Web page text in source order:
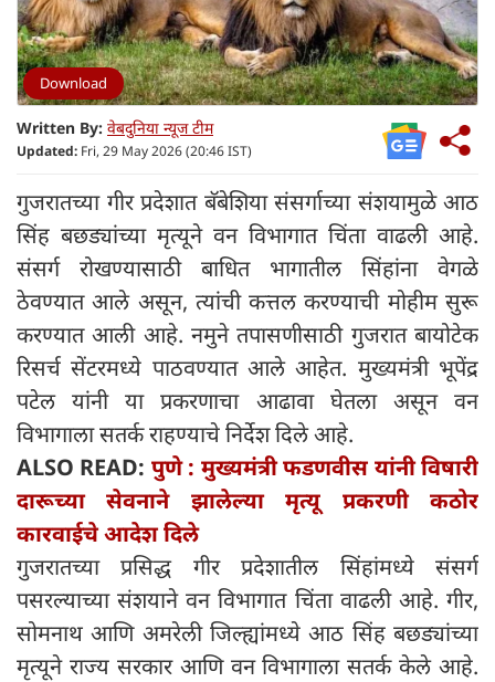
Download
Written By: वेबदुनिया न्यूज टीम
Updated: Fri, 29 May 2026 (20:46 IST)
गुजरातच्या गीर प्रदेशात बॅबेशिया संसर्गाच्या संशयामुळे आठ
सिंह बछड्यांच्या मृत्यूने वन विभागात चिंता वाढली आहे.
संसर्ग रोखण्यासाठी बाधित भागातील सिंहांना वेगळे
ठेवण्यात आले असून, त्यांची कत्तल करण्याची मोहीम सुरू
करण्यात आली आहे. नमुने तपासणीसाठी गुजरात बायोटेक
रिसर्च सेंटरमध्ये पाठवण्यात आले आहेत. मुख्यमंत्री भूपेंद्र
पटेल यांनी या प्रकरणाचा आढावा घेतला असून वन
विभागाला सतर्क राहण्याचे निर्देश दिले आहे.
ALSO READ: पुणे : मुख्यमंत्री फडणवीस यांनी विषारी
दारूच्या सेवनाने झालेल्या मृत्यू प्रकरणी कठोर
कारवाईचे आदेश दिले
गुजरातच्या प्रसिद्ध गीर प्रदेशातील सिंहांमध्ये संसर्ग
पसरल्याच्या संशयाने वन विभागात चिंता वाढली आहे. गीर,
सोमनाथ आणि अमरेली जिल्ह्यांमध्ये आठ सिंह बछड्यांच्या
मृत्यूने राज्य सरकार आणि वन विभागाला सतर्क केले आहे.